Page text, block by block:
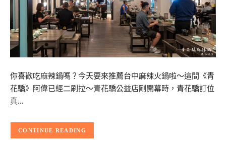
你喜歡吃麻辣鍋嗎？今天要來推薦台中麻辣火鍋啦～這間《青
花驕》阿偉已經二刷拉～青花驕公益店剛開幕時，青花驕訂位
真…
CONTINUE READING